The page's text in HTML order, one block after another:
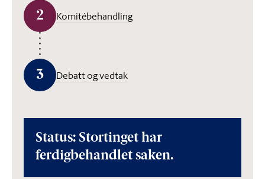
2 Komitébehandling
3 Debatt og vedtak
Status: Stortinget har
ferdigbehandlet saken.